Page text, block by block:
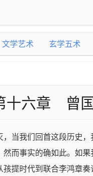
文学艺术 玄学五术
十六章 曾
当我们回首这段历史
而事实的确如此。如
提时代到联合李鸿章